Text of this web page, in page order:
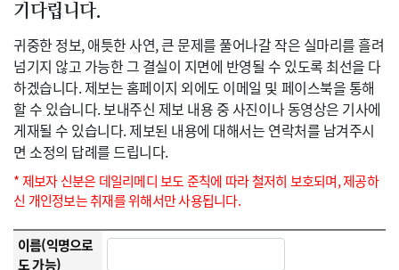
기다립니다.
귀중한 정보, 애틋한 사연, 큰 문제를 풀어나갈 작은 실마리를 흘려
넘기지 않고 가능한 그 결실이 지면에 반영될 수 있도록 최선을 다
하겠습니다. 제보는 홈페이지 외에도 이메일 및 페이스북을 통해
할 수 있습니다. 보내주신 제보 내용 중 사진이나 동영상은 기사에
게재될 수 있습니다. 제보된 내용에 대해서는 연락처를 남겨주시
면 소정의 답례를 드립니다.
* 제보자 신분은 데일리메디 보도 준칙에 따라 철저히 보호되며, 제공하
신 개인정보는 취재를 위해서만 사용됩니다.
이름(익명으로
도 가능)